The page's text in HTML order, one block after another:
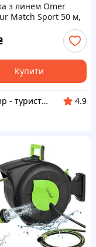
з линем Omer
Match Sport 50 м,
Купити
ForCamp - туристичні, спортивні та тактичні товари
4.9